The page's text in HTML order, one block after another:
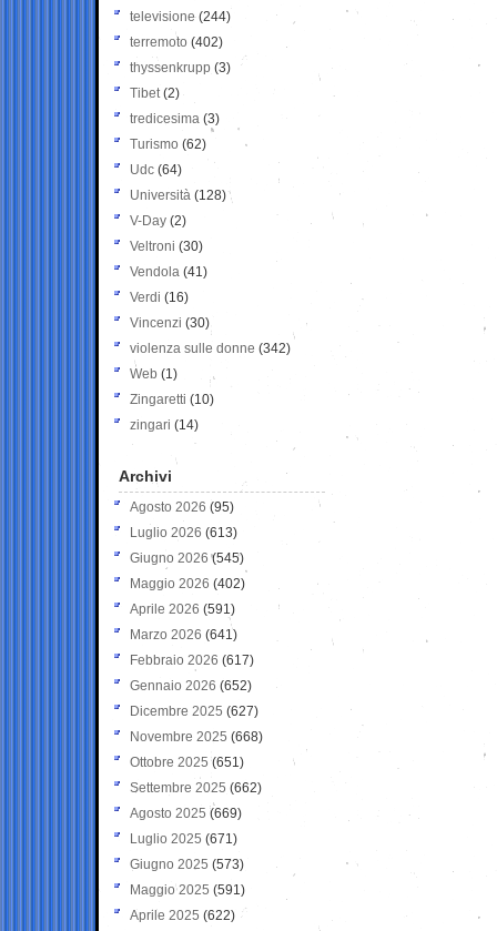
televisione(244)
terremoto (402)
thyssenkrupp (3)
Tibet(2)
tredicesima (3)
Turismo (62)
Udc (64)
Università (128)
V-Day (2)
Veltroni (30)
Vendola (41)
Verdi (16)
Vincenzi (30)
violenza sulle donne (342)
Web (1)
Zingaretti (10)
zingari (14)
Archivi
Agosto 2026 (95)
Luglio 2026 (613)
Giugno 2026 (545)
Maggio 2026 (402)
Aprile 2026 (591)
Marzo 2026 (641)
Febbraio 2026 (617)
Gennaio 2026 (652)
Dicembre 2025 (627)
Novembre 2025 (668)
Ottobre 2025 (651)
Settembre 2025 (662)
Agosto 2025 (669)
Luglio 2025 (671)
Giugno 2025 (573)
Maggio 2025 (591)
Aprile 2025 (622)